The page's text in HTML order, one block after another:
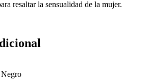
resaltar la sensualidad de la mujer.
Negro